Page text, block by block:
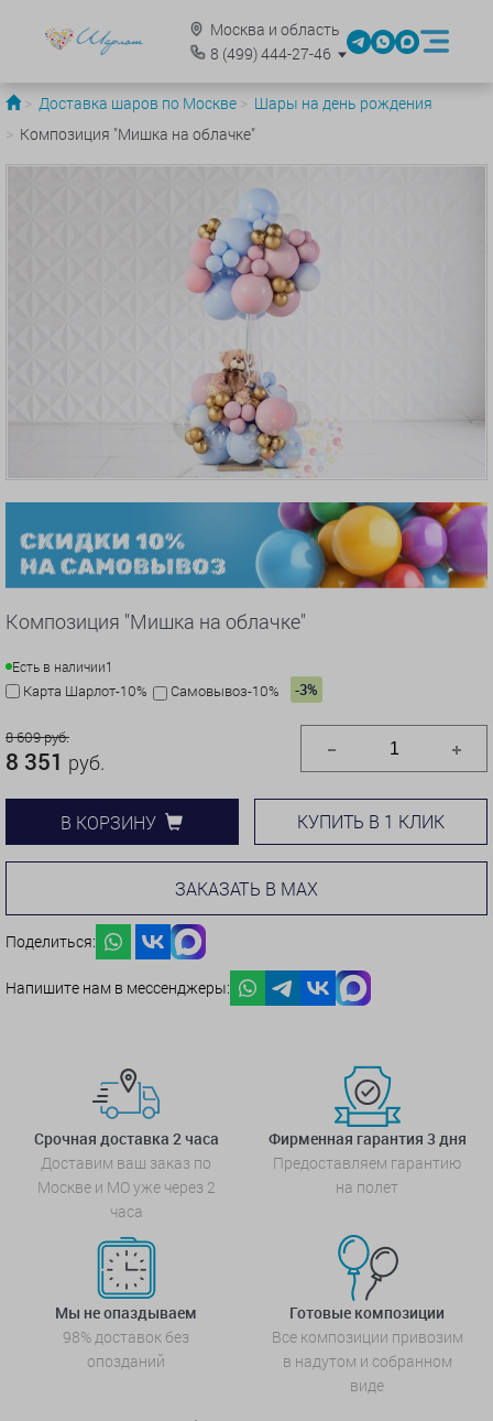
Москва и область
8 (499)444-27-46
Доставка шаров по Москве
Шары на день рождения
Композиция "Мишка на облачке"
Композиция "Мишка на облачке"
Есть в наличии1
Карта Шарлот-10% Самовывоз-10% -3%
8 609 руб.
8 351 руб.
В КОРЗИНУ КУПИТЬ В 1 КЛИК
ЗАКАЗАТЬ В MAX
Поделиться:
Напишите нам в мессенджеры:
Срочная доставка 2 часа
Доставим ваш заказ по
Москве и МО уже через 2
часа
Фирменная гарантия 3 дня
Предоставляем гарантию
на полет
Мы не опаздываем
98% доставок без
опозданий
Готовые композиции
Все композиции привозим
в надутом и собранном
виде